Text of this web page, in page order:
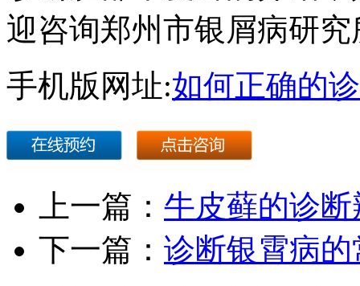
迎咨询郑州市银屑病研
手机版网址:如何正确的
上一篇： 牛皮藓的诊
下一篇： 诊断银霄病